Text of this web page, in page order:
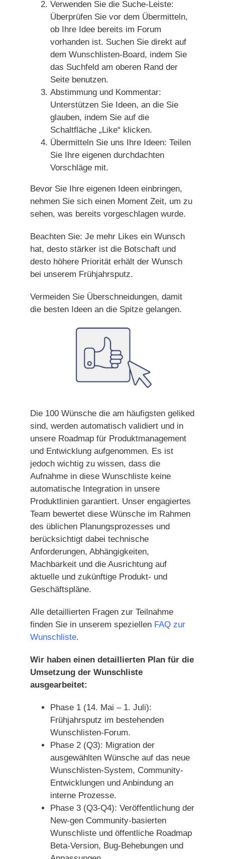
Verwenden Sie die Suche-Leiste:
Überprüfen Sie vor dem Übermitteln,
ob Ihre Idee bereits im Forum
vorhanden ist. Suchen Sie direkt auf
dem Wunschlisten-Board, indem Sie
das Suchfeld am oberen Rand der
Seite benutzen.
Abstimmung und Kommentar:
Unterstützen Sie Ideen, an die Sie
glauben, indem Sie auf die
Schaltfläche „Like“ klicken.
Übermitteln Sie uns Ihre Ideen: Teilen
Sie Ihre eigenen durchdachten
Vorschläge mit.
Bevor Sie Ihre eigenen Ideen einbringen,
nehmen Sie sich einen Moment Zeit, um zu
sehen, was bereits vorgeschlagen wurde.
Beachten Sie: Je mehr Likes ein Wunsch
hat, desto stärker ist die Botschaft und
desto höhere Priorität erhält der Wunsch
bei unserem Frühjahrsputz.
Vermeiden Sie Überschneidungen, damit
die besten Ideen an die Spitze gelangen.
Die 100 Wünsche die am häufigsten geliked
sind, werden automatisch validiert und in
unsere Roadmap für Produktmanagement
und Entwicklung aufgenommen. Es ist
jedoch wichtig zu wissen, dass die
Aufnahme in diese Wunschliste keine
automatische Integration in unsere
Produktlinien garantiert. Unser engagiertes
Team bewertet diese Wünsche im Rahmen
des üblichen Planungsprozesses und
berücksichtigt dabei technische
Anforderungen, Abhängigkeiten,
Machbarkeit und die Ausrichtung auf
aktuelle und zukünftige Produkt- und
Geschäftspläne.
Alle detaillierten Fragen zur Teilnahme
finden Sie in unserem speziellen FAQ zur
Wunschliste.
Wir haben einen detaillierten Plan für die
Umsetzung der Wunschliste
ausgearbeitet:
Phase 1 (14. Mai – 1. Juli):
Frühjahrsputz im bestehenden
Wunschlisten-Forum.
Phase 2 (Q3): Migration der
ausgewählten Wünsche auf das neue
Wunschlisten-System, Community-
Entwicklungen und Anbindung an
interne Prozesse.
Phase 3 (Q3-Q4): Veröffentlichung der
New-gen Community-basierten
Wunschliste und öffentliche Roadmap
Beta-Version, Bug-Behebungen und